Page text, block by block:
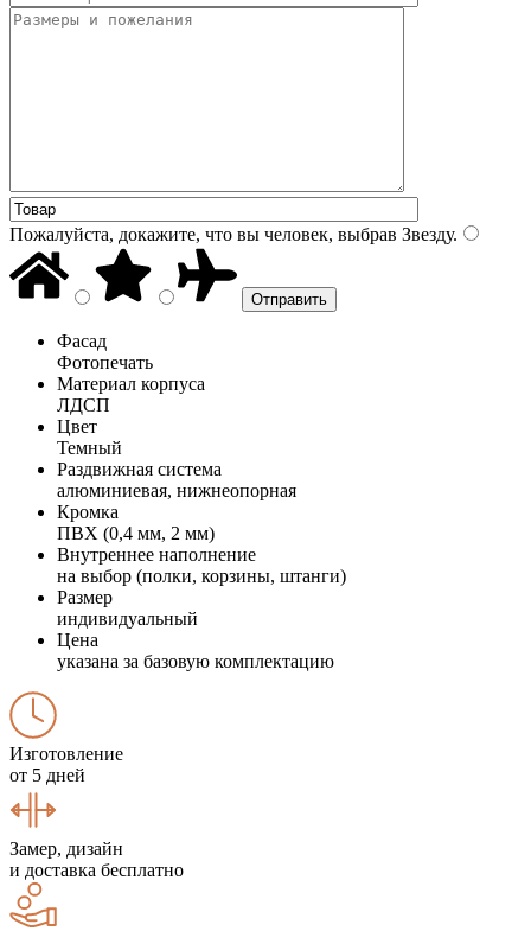
Пожалуйста, докажите, что вы человек, выбрав Звезду.
Фасад
Фотопечать
Материал корпуса
ЛДСП
Цвет
Темный
Раздвижная система
алюминиевая, нижнеопорная
Кромка
ПВХ (0,4 мм, 2 мм)
Внутреннее наполнение
на выбор (полки, корзины, штанги)
Размер
индивидуальный
Цена
указана за базовую комплектацию
Изготовление
от 5 дней
Замер, дизайн
и доставка бесплатно